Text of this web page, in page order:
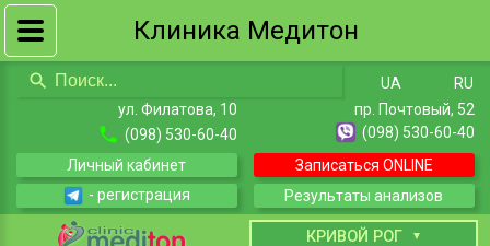
UA
RU
ул. Филатова, 10
(098) 530-60-40
пр. Почтовый, 52
(098) 530-60-40
Личный кабинет
- регистрация
Записаться ONLINE
Результаты анализов
КРИВОЙ РОГ
Клиника Медитон